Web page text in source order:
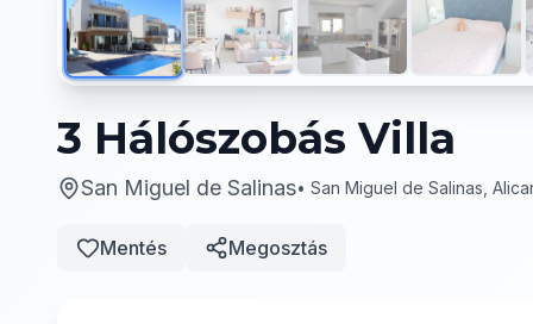
3 Hálószobás Villa
San Miguel de Salinas• San Miguel de Salinas,
Mentés Megosztás